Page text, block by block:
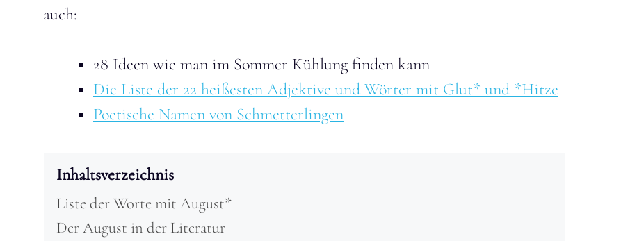
auch:
28 Ideen wie man im Sommer Kühlung finden kann
Die Liste der 22 heißesten Adjektive und Wörter mit Glut* und *Hitze
Poetische Namen von Schmetterlingen
Inhaltsverzeichnis
Liste der Worte mit August*
Der August in der Literatur